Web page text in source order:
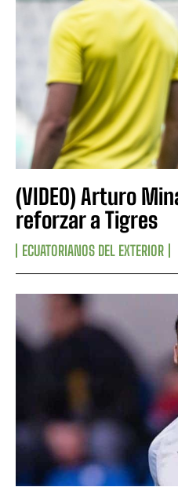
(VIDEO) Arturo
reforzar a Tigres
ECUATORIANOS DEL EXTERIOR